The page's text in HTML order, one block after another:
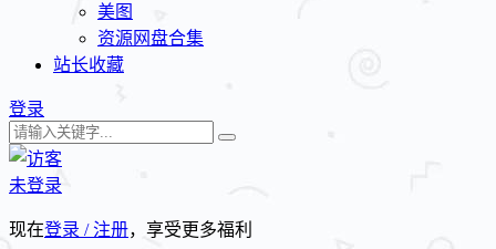
美图
资源网盘合集
站长收藏
登录
未登录
现在登录 / 注册，享受更多福利